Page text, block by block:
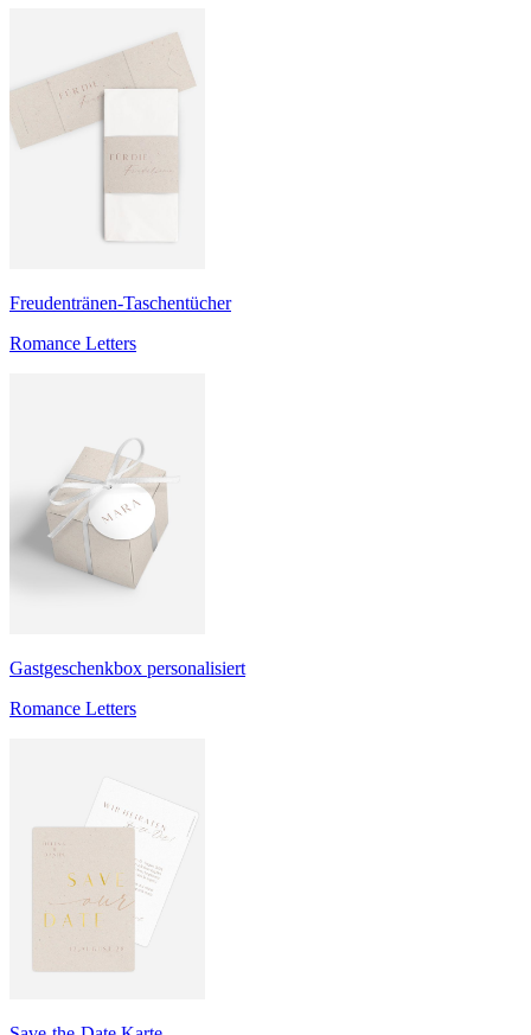
Freudentränen-Taschentücher
Romance Letters
Gastgeschenkbox personalisiert
Romance Letters